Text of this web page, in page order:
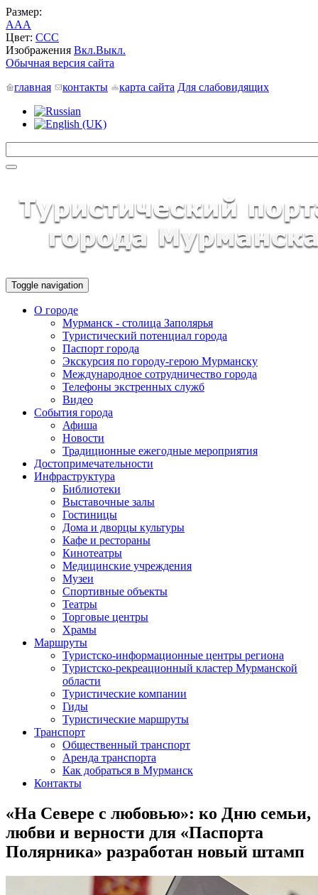
Размер:
AAA
Цвет: CCC
Изображения Вкл.Выкл.
Обычная версия сайта
главная
контакты карта сайта Для слабовидящих
Toggle navigation
О городе
Мурманск - столица Заполярья
Туристический потенциал города
Паспорт города
Экскурсия по городу-герою Мурманску
Международное сотрудничество города
Телефоны экстренных служб
Видео
События города
Афиша
Новости
Традиционные ежегодные мероприятия
Достопримечательности
Инфраструктура
Библиотеки
Выставочные залы
Гостиницы
Дома и дворцы культуры
Кафе и рестораны
Кинотеатры
Медицинские учреждения
Музеи
Спортивные объекты
Театры
Торговые центры
Храмы
Маршруты
Туристско-информационные центры региона
Туристско-рекреационный кластер Мурманской
области
Туристические компании
Гиды
Туристические маршруты
Транспорт
Общественный транспорт
Аренда транспорта
Как добраться в Мурманск
Контакты
«На Севере с любовью»: ко Дню семьи,
любви и верности для «Паспорта
Полярника» разработан новый штамп